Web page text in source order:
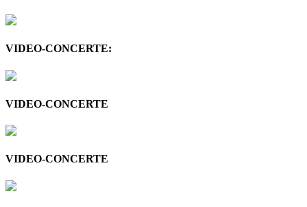
VIDEO-CONCERTE:
VIDEO-CONCERTE
VIDEO-CONCERTE